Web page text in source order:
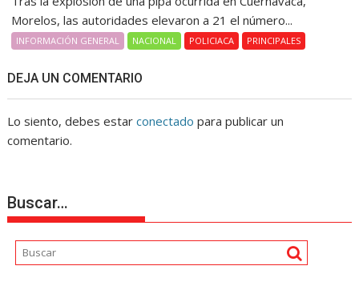
Morelos, las autoridades elevaron a 21 el número...
INFORMACIÓN GENERAL NACIONAL POLICIACA PRINCIPALES
DEJA UN COMENTARIO
Lo siento, debes estarconectado para publicar un
comentario.
Buscar…